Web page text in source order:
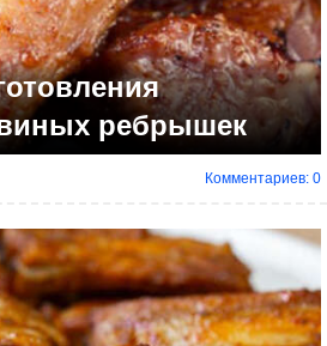
ребрышек
Комментариев: 0